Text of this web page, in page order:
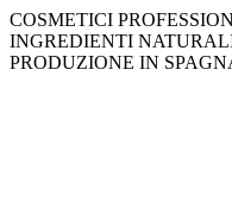
COSMETICI
INGREDIENTI
PRODUZIONE IN